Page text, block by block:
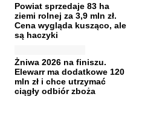
Powiat sprzedaje 83 ha
ziemi rolnej za 3,9 mln zł.
Cena wygląda kusząco, ale
są haczyki
Żniwa 2026 na finiszu.
Elewarr ma dodatkowe 120
mln zł i chce utrzymać
ciągły odbiór zboża